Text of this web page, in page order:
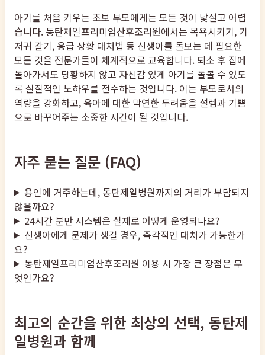
아기를 처음 키우는 초보 부모에게는 모든 것이 낯설고 어렵
습니다. 동탄제일프리미엄산후조리원에서는 목욕시키기, 기
저귀 갈기, 응급 상황 대처법 등 신생아를 돌보는 데 필요한
모든 것을 전문가들이 체계적으로 교육합니다. 퇴소 후 집에
돌아가서도 당황하지 않고 자신감 있게 아기를 돌볼 수 있도
록 실질적인 노하우를 전수하는 것입니다. 이는 부모로서의
역량을 강화하고, 육아에 대한 막연한 두려움을 설렘과 기쁨
으로 바꾸어주는 소중한 시간이 될 것입니다.
자주 묻는 질문 (FAQ)
용인에 거주하는데, 동탄제일병원까지의 거리가 부담되지
않을까요?
24시간 분만 시스템은 실제로 어떻게 운영되나요?
신생아에게 문제가 생길 경우, 즉각적인 대처가 가능한가
요?
동탄제일프리미엄산후조리원 이용 시 가장 큰 장점은 무
엇인가요?
최고의 순간을 위한 최상의 선택, 동탄제
일병원과 함께